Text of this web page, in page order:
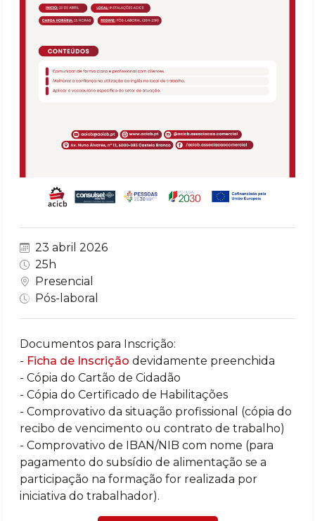
23 abril 2026
25h
Presencial
Pós-laboral
Documentos para Inscrição:
- Ficha de Inscrição devidamente preenchida
- Cópia do Cartão de Cidadão
- Cópia do Certificado de Habilitações
- Comprovativo da situação profissional (cópia do
recibo de vencimento ou contrato de trabalho)
- Comprovativo de IBAN/NIB com nome (para
pagamento do subsídio de alimentação se a
participação na formação for realizada por
iniciativa do trabalhador).